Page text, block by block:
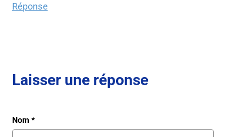
Réponse
Laisser une réponse
Nom *